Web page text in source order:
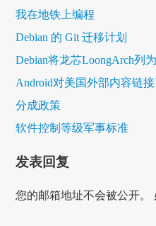
我在地铁上编程
Debian 的 Git 迁移计划
Debian将龙芯LoongArch列
Android对美国外部内容链
分成政策
软件控制等级军事标准
发表回复
您的邮箱地址不会被公开。